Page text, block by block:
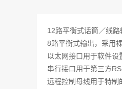
12路平衡式话筒／线路
8路平衡式输出，采用
以太网接口用于软件设
串行接口用于第三方
远程控制母线用于特制